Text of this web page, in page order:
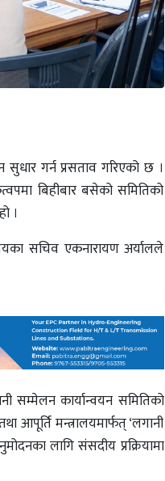
गर्न प्रसताव गरिएको छ ।
बिहीबार बसेको समितिको
।
सचिव एकनारायण अर्यालले
सम्मेलन कार्यान्वयन समितिको
आपूर्ति मन्त्रालयमार्फत् ‘लगानी
लागि संसदीय प्रक्रियामा